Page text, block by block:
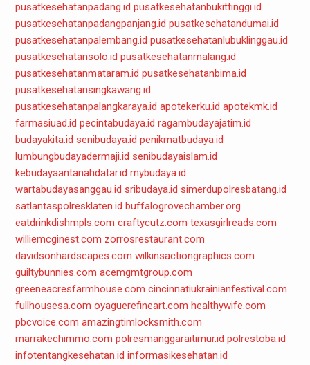
pusatkesehatanpadang.id pusatkesehatanbukittinggi.id
pusatkesehatanpadangpanjang.id pusatkesehatandumai.id
pusatkesehatanpalembang.id pusatkesehatanlubuklinggau.id
pusatkesehatansolo.id pusatkesehatanmalang.id
pusatkesehatanmataram.id pusatkesehatanbima.id
pusatkesehatansingkawang.id
pusatkesehatanpalangkaraya.id apotekerku.id apotekmk.id
farmasiuad.id pecintabudaya.id ragambudayajatim.id
budayakita.id senibudaya.id penikmatbudaya.id
lumbungbudayadermaji.id senibudayaislam.id
kebudayaantanahdatar.id mybudaya.id
wartabudayasanggau.id sribudaya.id simerdupolresbatang.id
satlantaspolresklaten.id buffalogrovechamber.org
eatdrinkdishmpls.com craftycutz.com texasgirlreads.com
williemcginest.com zorrosrestaurant.com
davidsonhardscapes.com wilkinsactiongraphics.com
guiltybunnies.com acemgmtgroup.com
greeneacresfarmhouse.com cincinnatiukrainianfestival.com
fullhousesa.com oyaguerefineart.com healthywife.com
pbcvoice.com amazingtimlocksmith.com
marrakechimmo.com polresmanggaraitimur.id polrestoba.id
infotentangkesehatan.id informasikesehatan.id